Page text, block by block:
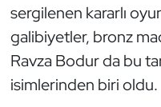
sergilenen kararlı
galibiyetler, bronz
Ravza Bodur da bu
isimlerinden biri oldu.
Kick Boks